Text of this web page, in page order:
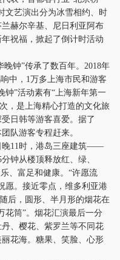
文艺演出分为冰雪相约、时
赫尔辛基、尼日利亚阿布
祝福，掀起了倒计时活动
钟”传承了数百年。2018年
中，1万多上海市民和游客
钟”活动素有“上海新年第一
，是上海精心打造的文化旅
日韩等游客喜爱。据了
队游客专程赶来。
11时，港岛三座建筑——
钟从楼顶释放红、绿、
、富足和健康。“许愿流
愿。接近零点，维多利亚港
后，圆形、半月形的烟花在
花筒”。烟花汇演最后一分
、樱花、紫罗兰等不同花
花海。糖果、笑脸、心形